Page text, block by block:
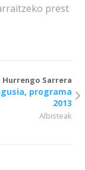
prest
Hurrengo Sarrera
programa
2013
Albisteak